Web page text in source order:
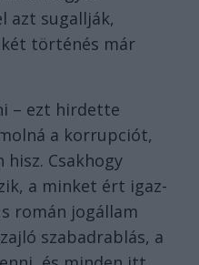
azt sugallják,
történés már
– ezt hirdette
a korrupciót,
Csakhogy
a minket ért igaz­
román jogállam
szabadrablás, a